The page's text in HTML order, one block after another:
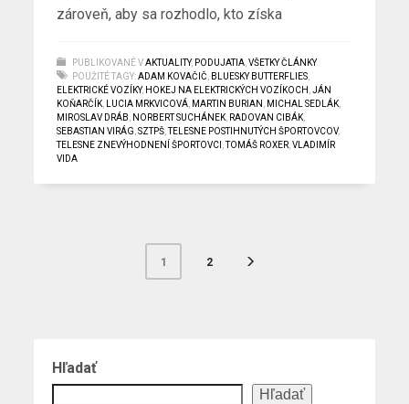
zároveň, aby sa rozhodlo, kto získa
PUBLIKOVANÉ V AKTUALITY, PODUJATIA ,VŠETKY ČLÁNKY
POUŽITÉ TAGY: ADAM KOVAČIČ BLUESKY BUTTERFLIES
ELEKTRICKÉ VOZÍKY, HOKEJ NA ELEKTRICKÝCH VOZÍKOCH ,JÁN
KOŇARČÍK
LUCIA MRKVICOVÁ MARTIN BURIAN MICHAL SEDLÁK
MIROSLAV DRÁB
NORBERT SUCHÁNEK RADOVAN CIBÁK
SEBASTIAN VIRÁG ,SZTPŠ ,TELESNE POSTIHNUTÝCH ŠPORTOVCOV,
TELESNE ZNEVÝHODNENÍ ŠPORTOVCI ,TOMÁŠ ROXER ,VLADIMÍR
VIDA
1 2
Hľadať
Hľadať